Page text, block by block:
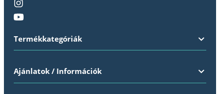
Termékkategóriák
Ajánlatok / Információk